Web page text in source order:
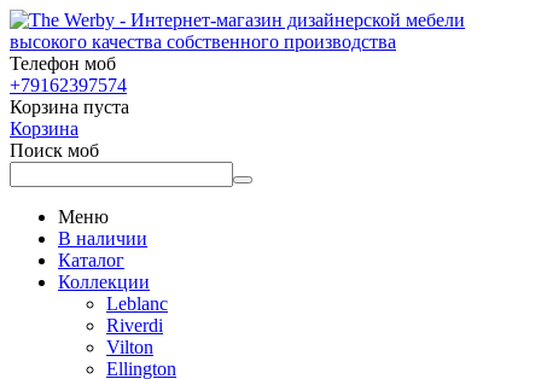
Телефон моб
+79162397574
Корзина пуста
Корзина
Поиск моб
Меню
В наличии
Каталог
Коллекции
Leblanc
Riverdi
Vilton
Ellington